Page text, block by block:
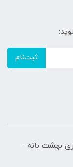
ثبت‌نام
بهشت بانه -